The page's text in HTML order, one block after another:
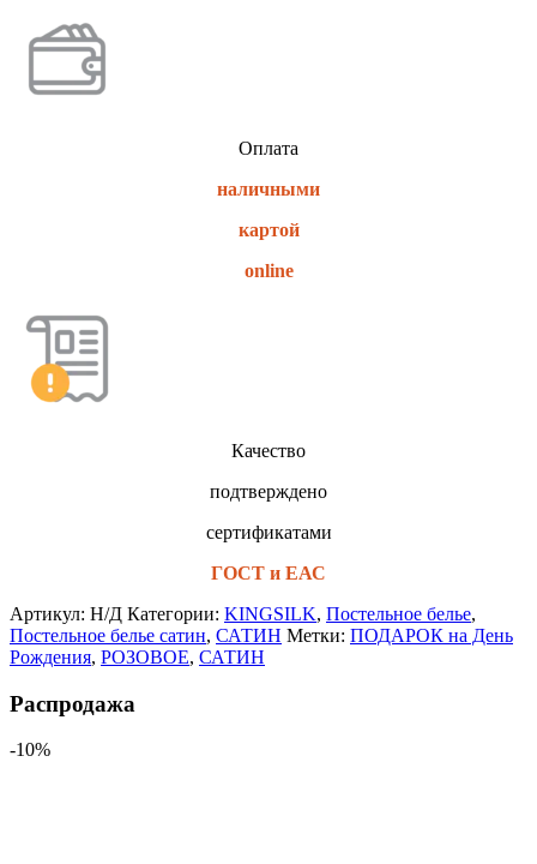
Оплата
наличными
картой
online
Качество
подтверждено
сертификатами
ГОСТ и ЕАС
Артикул: Н/Д Категории: KINGSILK, Постельное белье,
Постельное белье сатин, САТИН Метки: ПОДАРОК на День
Рождения, РОЗОВОЕ, САТИН
Распродажа
-10%